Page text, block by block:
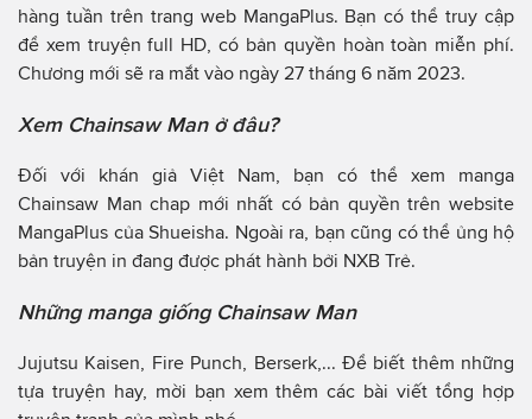
hàng tuần trên trang web MangaPlus. Bạn có thể truy cập
để xem truyện full HD, có bản quyền hoàn toàn miễn phí.
Chương mới sẽ ra mắt vào ngày 27 tháng 6 năm 2023.
Xem Chainsaw Man ở đâu?
Đối với khán giả Việt Nam, bạn có thể xem manga
Chainsaw Man chap mới nhất có bản quyền trên website
MangaPlus của Shueisha. Ngoài ra, bạn cũng có thể ủng hộ
bản truyện in đang được phát hành bởi NXB Trẻ.
Những manga giống Chainsaw Man
Jujutsu Kaisen, Fire Punch, Berserk,... Để biết thêm những
tựa truyện hay, mời bạn xem thêm các bài viết tổng hợp